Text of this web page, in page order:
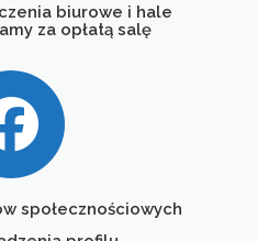
biurowe i hale
za opłatą salę
społecznościowych